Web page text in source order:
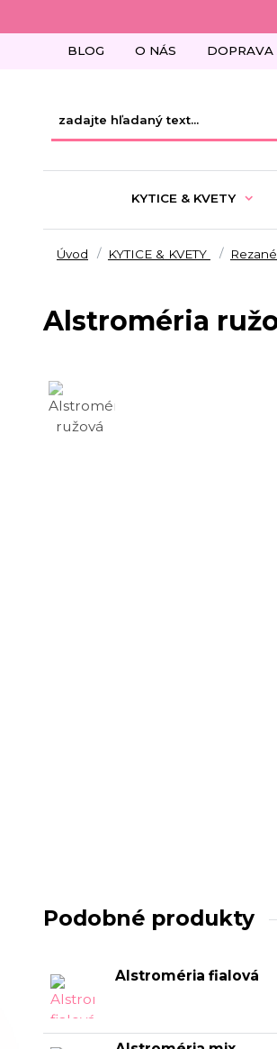
BLOG O NÁS
KYTICE & KVETY
Úvod KYTICE & KVETY
Alstroméria
Podobné produkty
Alstroméria fialová